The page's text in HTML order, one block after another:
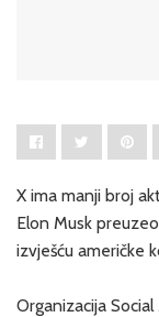
X ima manji broj
Elon Musk
izvješću američke
Organizacija